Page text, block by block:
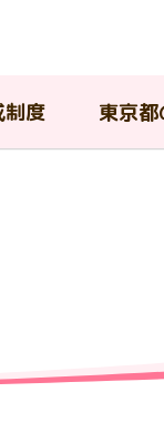
長期
セカン
制度
の支
介護中
東京
東京都の